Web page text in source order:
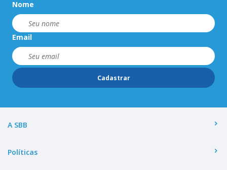
Nome
Email
Cadastrar
A SBB
Políticas